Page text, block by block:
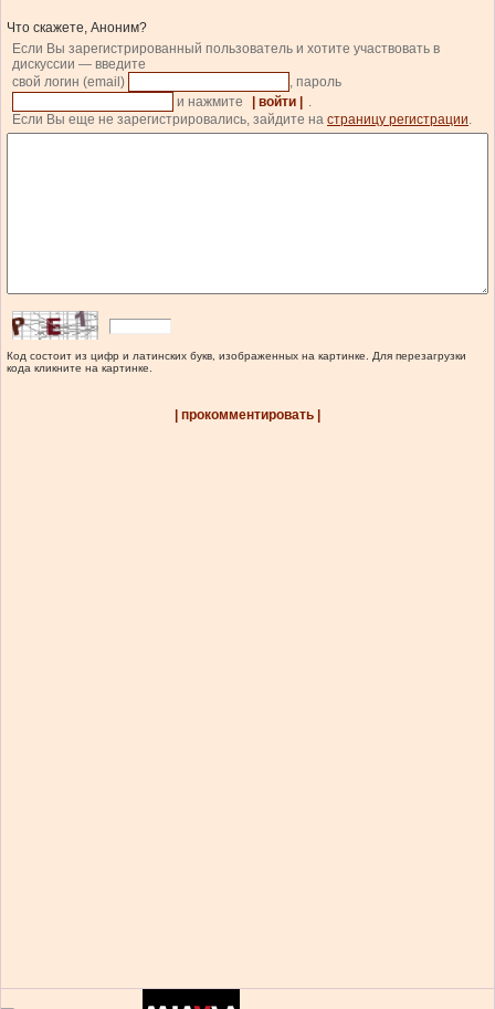
Что скажете, Аноним?
Если Вы зарегистрированный пользователь и хотите участвовать в
дискуссии — введите
свой логин (email)
, пароль
и нажмите
| войти |
.
Если Вы еще не зарегистрировались, зайдите на страницу регистрации.
Код состоит из цифр и латинских букв, изображенных на картинке. Для перезагрузки
кода кликните на картинке.
| прокомментировать |